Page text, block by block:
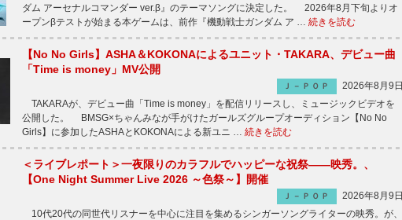
ダム アーセナルコマンダー ver.β』のテーマソングに決定した。 2026年8月下旬よりオ
ープンβテストが始まる本ゲームは、前作『機動戦士ガンダム ア … 続きを読む
【No No Girls】ASHA＆KOKONAによるユニット・TAKARA、デビュー曲
「Time is money」MV公開
Ｊ－ＰＯＰ
2026年8月9日
TAKARAが、デビュー曲「Time is money」を配信リリースし、ミュージックビデオを
公開した。 BMSG×ちゃんみなが手がけたガールズグループオーディション【No No
Girls】に参加したASHAとKOKONAによる新ユニ … 続きを読む
＜ライブレポート＞一夜限りのカラフルでハッピーな祝祭――映秀。、
【One Night Summer Live 2026 ～色祭～】開催
Ｊ－ＰＯＰ
2026年8月9日
10代20代の同世代リスナーを中心に注目を集めるシンガーソングライターの映秀。が、